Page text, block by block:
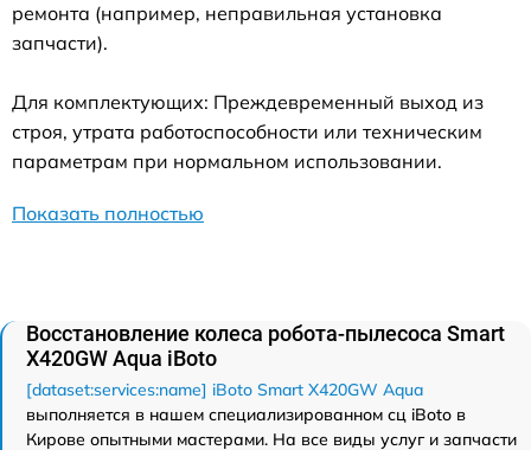
ремонта (например, неправильная установка
запчасти).
Для комплектующих: Преждевременный выход из
строя, утрата работоспособности или техническим
параметрам при нормальном использовании.
Показать полностью
Восстановление колеса робота-пылесоса Smart
Х420GW Aqua iBoto
[dataset:services:name] iBoto Smart Х420GW Aqua
выполняется в нашем специализированном сц iBoto в
Кирове опытными мастерами. На все виды услуг и запчасти